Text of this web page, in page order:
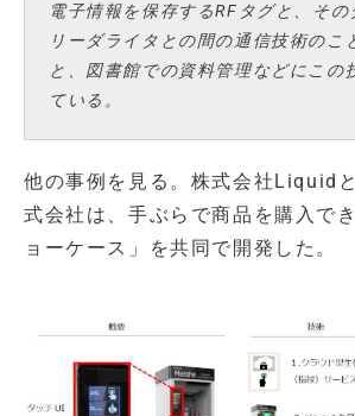
電子情報を保存するRFタグと、そ
リーダライタとの間の通信技術のこ
と、図書館での資料管理などにこの
ている。
他の事例を見る。株式会社Liquid
式会社は、手ぶらで商品を購入で
ョーケース」を共同で開発した。